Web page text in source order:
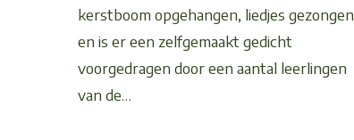
kerstboom opgehangen, liedjes gezongen
en is er een zelfgemaakt gedicht
voorgedragen door een aantal leerlingen
van de…